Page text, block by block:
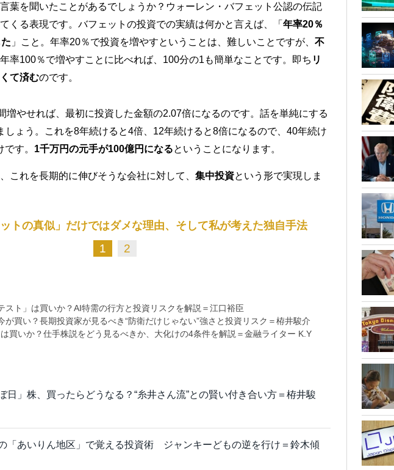
葉を聞いたことがあるでしょうか？ウォーレン・バフェット公認の伝記
くる表現です。バフェットの投資での実績は何かと言えば、「 年率20％
」こと。年率20％で投資を増やすということは、難しいことですが、 不
率100％で増やすことに比べれば、100分の1も簡単なことです。即ち リ
て済むのです。
増やせれば、最初に投資した金額の2.07倍になるのです。話を単純にする
しょう。これを8年続けると4倍、12年続けると8倍になるので、40年続け
す。 1千万円の元手が100億円になるということになります。
これを長期的に伸びそうな会社に対して、 集中投資という形で実現しま
ットの真似」だけではダメな理由、そして私が考えた独自手法
1 2
スト」は買いか？AI特需の行方と投資リスクを解説＝江口裕臣
が買い？長期投資家が見るべき“防衛だけじゃない”強さと投資リスク＝栫井駿介
買いか？仕手株説をどう見るべきか、大化けの4条件を解説＝金融ライター K.Y
ぼ日」株、買ったらどうなる？“糸井さん流”との賢い付き合い方＝栫井駿
「あいりん地区」で覚える投資術 ジャンキーどもの逆を行け＝鈴木傾